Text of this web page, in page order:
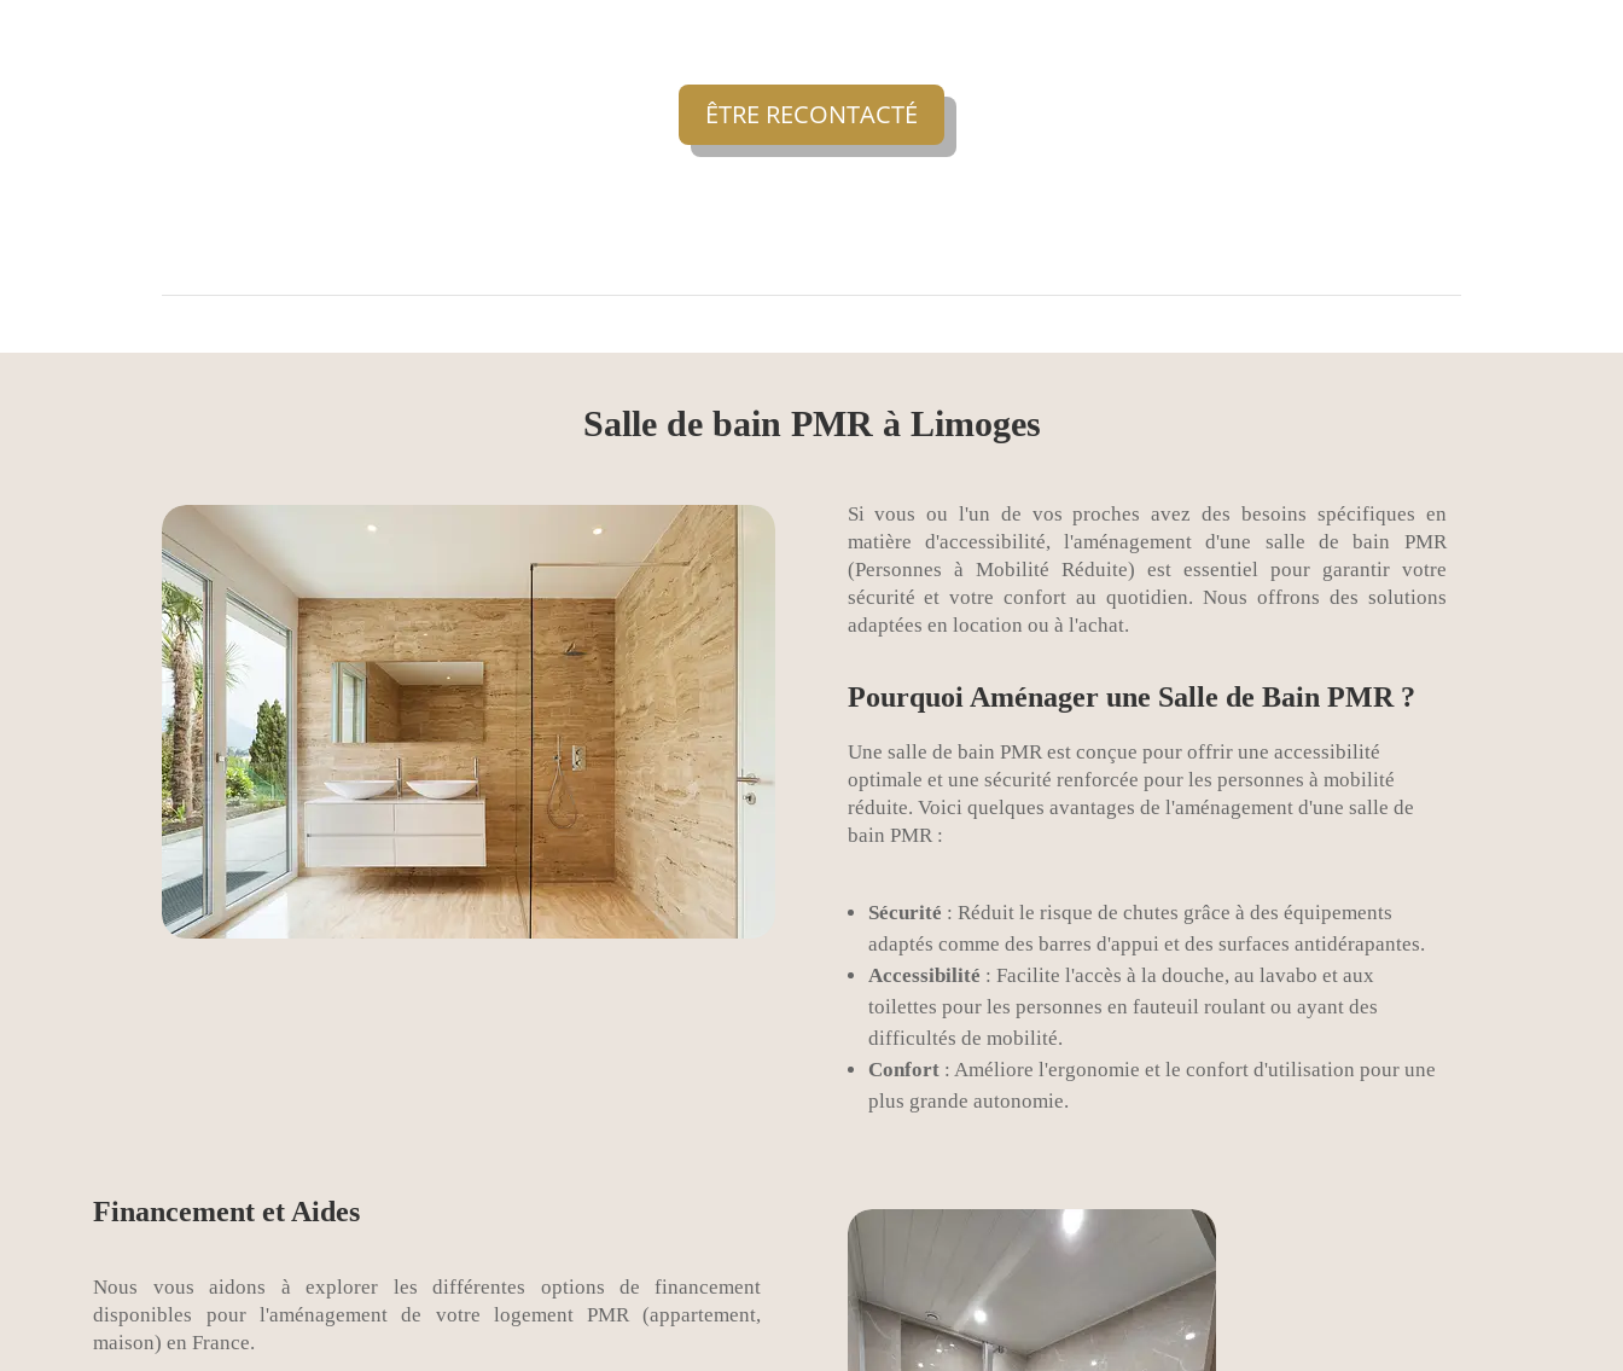
ÊTRE RECONTACTÉ
Salle de bain PMR à Limoges
Si vous ou l'un de vos proches avez des besoins spécifiques en
matière d'accessibilité, l'aménagement d'une salle de bain PMR
(Personnes à Mobilité Réduite) est essentiel pour garantir votre
sécurité et votre confort au quotidien. Nous offrons des solutions
adaptées en location ou à l'achat.
Pourquoi Aménager une Salle de Bain PMR ?
Une salle de bain PMR est conçue pour offrir une accessibilité
optimale et une sécurité renforcée pour les personnes à mobilité
réduite. Voici quelques avantages de l'aménagement d'une salle de
bain PMR :
Sécurité : Réduit le risque de chutes grâce à des équipements
adaptés comme des barres d'appui et des surfaces antidérapantes.
Accessibilité : Facilite l'accès à la douche, au lavabo et aux
toilettes pour les personnes en fauteuil roulant ou ayant des
difficultés de mobilité.
Confort: Améliore l'ergonomie et le confort d'utilisation pour une
plus grande autonomie.
Financement et Aides
Nous vous aidons à explorer les différentes options de financement
disponibles pour l'aménagement de votre logement PMR (appartement,
maison) en France.